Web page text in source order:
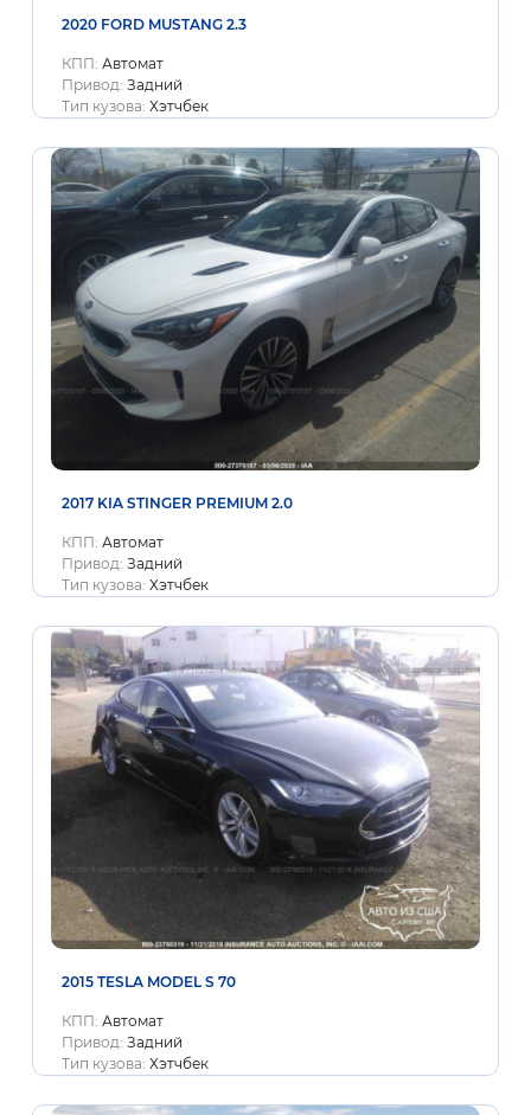
2020 FORD MUSTANG 2.3
КПП: Автомат
Привод: Задний
Тип кузова: Хэтчбек
2017 KIA STINGER PREMIUM 2.0
КПП: Автомат
Привод: Задний
Тип кузова: Хэтчбек
2015 TESLA MODEL S 70
КПП: Автомат
Привод: Задний
Тип кузова: Хэтчбек